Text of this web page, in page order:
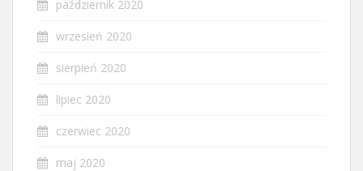
październik 2020
wrzesień 2020
sierpień 2020
lipiec 2020
czerwiec 2020
maj 2020